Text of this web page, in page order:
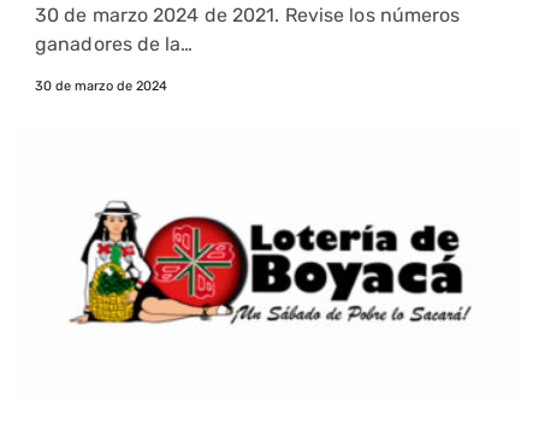
30 de marzo 2024 de 2021. Revise los números
ganadores de la…
30 de marzo de 2024